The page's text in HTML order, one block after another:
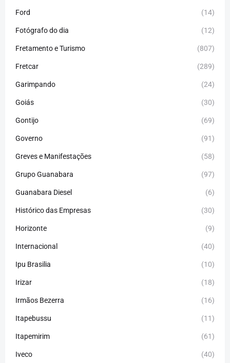
Ford (14)
Fotógrafo do dia (12)
Fretamento e Turismo (807)
Fretcar (289)
Garimpando (24)
Goiás (30)
Gontijo (69)
Governo (91)
Greves e Manifestações (58)
Grupo Guanabara (97)
Guanabara Diesel (6)
Histórico das Empresas (30)
Horizonte (9)
Internacional (40)
Ipu Brasilia (10)
Irizar (18)
Irmãos Bezerra (16)
Itapebussu (11)
Itapemirim (61)
Iveco (40)